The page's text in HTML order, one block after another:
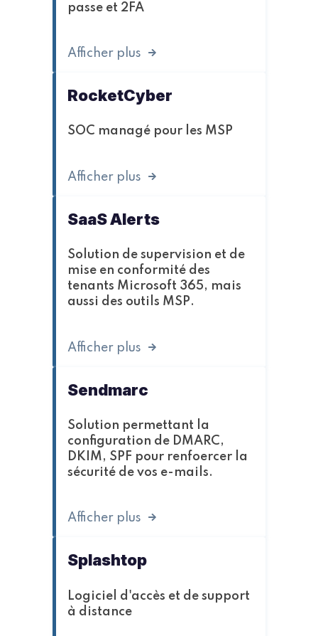
passe et 2FA
Afficher plus
RocketCyber
SOC managé pour les MSP
Afficher plus
SaaS Alerts
Solution de supervision et de
mise en conformité des
tenants Microsoft 365, mais
aussi des outils MSP.
Afficher plus
Sendmarc
Solution permettant la
configuration de DMARC,
DKIM, SPF pour renfoercer la
sécurité de vos e-mails.
Afficher plus
Splashtop
Logiciel d'accès et de support
à distance